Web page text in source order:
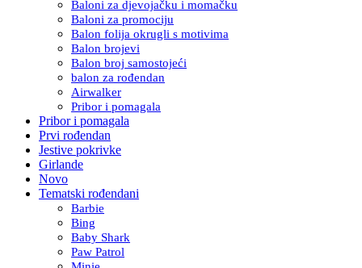
Baloni za djevojačku i momačku
Baloni za promociju
Balon folija okrugli s motivima
Balon brojevi
Balon broj samostojeći
balon za rođendan
Airwalker
Pribor i pomagala
Pribor i pomagala
Prvi rođendan
Jestive pokrivke
Girlande
Novo
Tematski rođendani
Barbie
Bing
Baby Shark
Paw Patrol